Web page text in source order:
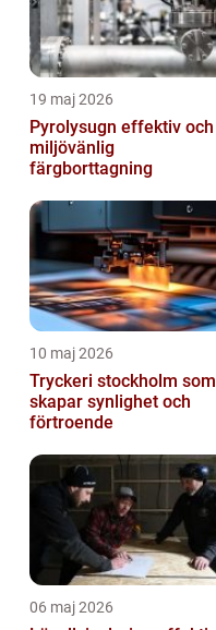
19 maj 2026
Pyrolysugn effektiv och
miljövänlig
färgborttagning
10 maj 2026
Tryckeri stockholm som
skapar synlighet och
förtroende
06 maj 2026